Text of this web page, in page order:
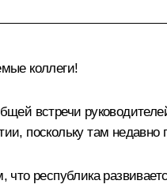
коллеги!
встречи
поскольку там
что республика